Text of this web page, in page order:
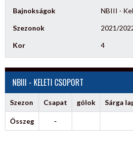
Bajnokságok NBIII -
Szezonok 2021/
Kor 4
NBIII - KELETI CSOPORT
Szezon Csapat gólok Sárga
Összeg -